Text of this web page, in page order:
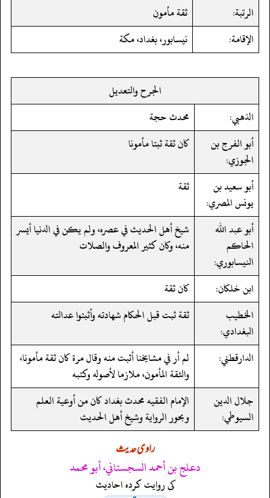
الرتبة:
ثقة مأمون
الإقامة:
نيسابور، بغداد، مكة
الجرح والتعديل
الذهبي:
محدث حجة
أبو الفرج بن
الجوزي:
كان ثقة ثبتا مأمونا
أبو سعيد بن
يونس المصري:
ثقة
أبو عبد الله
الحاكم
النيسابوري:
شيخ أهل الحديث في عصره، ولم يكن في الدنيا أيسر
منه، وكان كثير المعروف والصلات
ابن خلكان:
كان ثقة
الخطيب
البغدادي:
ثقة ثبت قبل الحكام شهادته وأثبتوا عدالته
الدارقطني:
لم أر في مشايخنا أثبت منه وقال مرة كان ثقة مأمونا،
والثقة المأمون، ملازما لأصوله وكتبه
جلال الدين
السيوطي:
الإمام الفقيه محدث بغداد كان من أوعية العلم
وبحور الرواية وشيخ أهل الحديث
راوی حدیث
دعلج بن أحمد السجستاني، أبو محمد
کی روایت کردہ احادیث